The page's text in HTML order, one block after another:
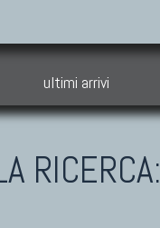
ultimi arrivi
RICERCA: